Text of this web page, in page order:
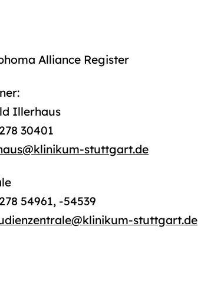
Alliance Register
Illerhaus
30401
@klinikum-stuttgart.de
54961, -54539
@klinikum-stuttgart.de